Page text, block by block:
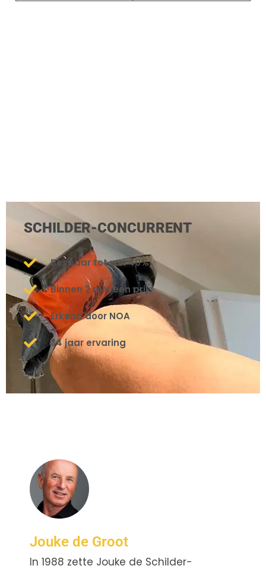
SCHILDER-CONCURRENT
Bespaar tot wel 40%
Binnen 2 min een prijs
Erkend door NOA
34 jaar ervaring
Jouke de Groot
In 1988 zette Jouke de Schilder-